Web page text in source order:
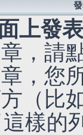
上發
，請
，您
（比
樣的